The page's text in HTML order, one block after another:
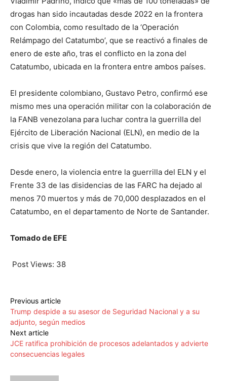
drogas han sido incautadas desde 2022 en la frontera
con Colombia, como resultado de la ‘Operación
Relámpago del Catatumbo’, que se reactivó a finales de
enero de este año, tras el conflicto en la zona del
Catatumbo, ubicada en la frontera entre ambos países.
El presidente colombiano, Gustavo Petro, confirmó ese
mismo mes una operación militar con la colaboración de
la FANB venezolana para luchar contra la guerrilla del
Ejército de Liberación Nacional (ELN), en medio de la
crisis que vive la región del Catatumbo.
Desde enero, la violencia entre la guerrilla del ELN y el
Frente 33 de las disidencias de las FARC ha dejado al
menos 70 muertos y más de 70,000 desplazados en el
Catatumbo, en el departamento de Norte de Santander.
Tomado de EFE
Post Views: 38
Previous article
Trump despide a su asesor de Seguridad Nacional y a su
adjunto, según medios
Next article
JCE ratifica prohibición de procesos adelantados y advierte
consecuencias legales